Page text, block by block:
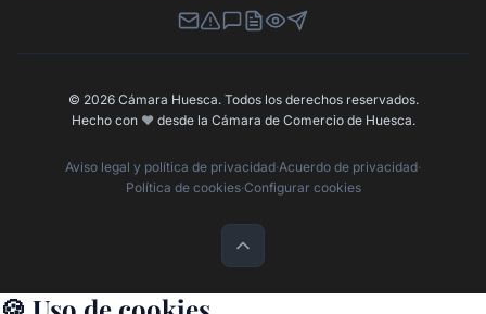
Newsletter
Canal de Denuncias
Buzón de Sugerencias
Perfil Contratante
Ley de Transparencia
Contacta con nosotros
© 2026 Cámara Huesca. Todos los derechos reservados.
Hecho con ❤️desde la Cámara de Comercio de Huesca.
Aviso legal y política de privacidad·Acuerdo de privacidad·
Política de cookies·Configurar cookies